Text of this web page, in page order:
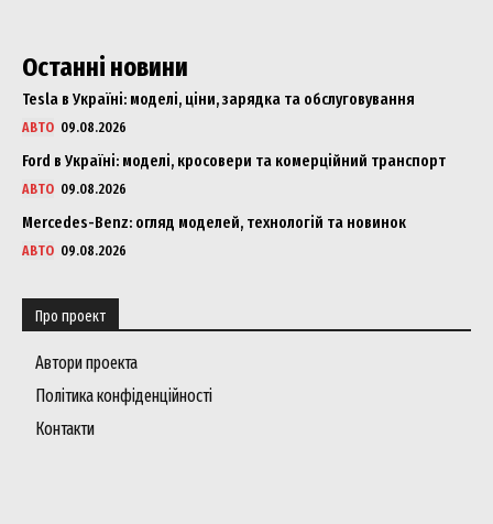
Company
About
Contact us
My account
Останні новини
Tesla в Україні: моделі, ціни, зарядка та обслуговування
АВТО 09.08.2026
Ford в Україні: моделі, кросовери та комерційний транспорт
АВТО 09.08.2026
Mercedes-Benz: огляд моделей, технологій та новинок
АВТО 09.08.2026
Про проект
Автори проекта
Політика конфіденційності
Контакти